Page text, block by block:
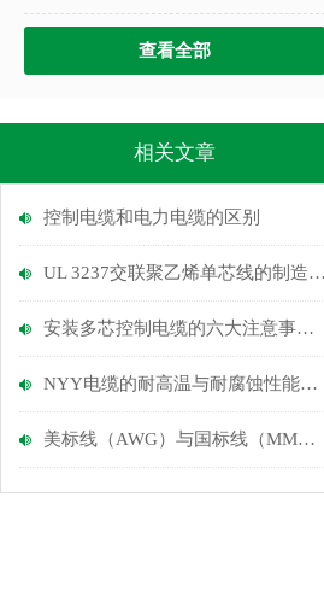
查看全部
相关文章
控制电缆和电力电缆的区别
UL 3237交联聚乙烯单芯线的制造工艺和使用范围介绍
安装多芯控制电缆的六大注意事项说明
NYY电缆的耐高温与耐腐蚀性能优势
美标线（AWG）与国标线（MM）的换算